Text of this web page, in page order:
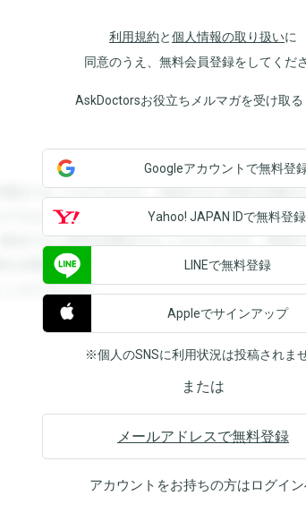
利用規約と個人情報の取り扱いに
同意のうえ、無料会員登録をしてくだ
AskDoctorsお役立ちメルマガを受け取る
覧することができます。登録すると回答を閲覧
できます。登録すると回答を閲覧することがで
録すると回答を閲覧することができます。登録
を閲覧することができます。登録すると回答を
とができます。
Googleアカウントで無料登
Yahoo! JAPAN IDで無料登録
LINEで無料登録
Appleでサインアップ
※個人のSNSに利用状況は投稿されま
または
メールアドレスで無料登録
アカウントをお持ちの方はログイン